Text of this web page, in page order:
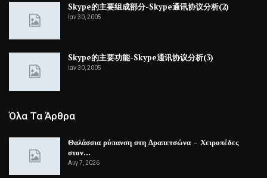
Skype的主要组成部分-Skype通讯协议分析(2)
Ιαν 30, 2005
Skype的主要功能-Skype通讯协议分析(3)
Ιαν 30, 2005
Όλα Τα Άρθρα
Θαλάσσια ρύπανση στη Δραπετσώνα – Χειροπέδες
στον…
Αυγ 7, 2026